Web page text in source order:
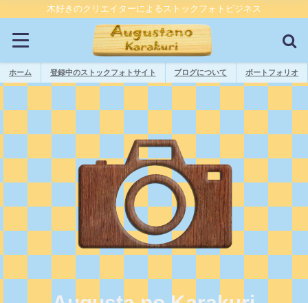
木好きのクリエイターによるストックフォトビジネス
ホーム 登録中のストックフォトサイト ブログについて ポートフォリオ